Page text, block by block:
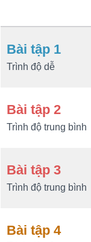
Bài tập 1
Trình độ dễ
Bài tập 2
Trình độ trung bình
Bài tập 3
Trình độ trung bình
Bài tập 4